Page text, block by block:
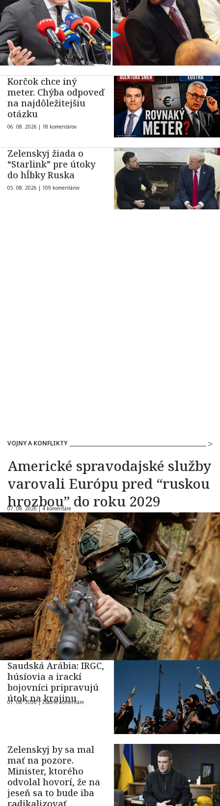
Korčok chce iný
meter. Chýba odpoveď
na najdôležitejšiu
otázku
06. 08. 2026 | 18 komentárov
Zelenskyj žiada o
“Starlink” pre útoky
do hĺbky Ruska
05. 08. 2026 | 109 komentárov
VOJNY A KONFLIKTY
Americké spravodajské služby
varovali Európu pred “ruskou
hrozbou” do roku 2029
07. 08. 2026 |4 komentáre
Saudská Arábia: IRGC,
húsíovia a irackí
bojovníci pripravujú
útok na krajinu
07. 08. 2026 |Žiadne komentáre
Zelenskyj by sa mal
mať na pozore.
Minister, ktorého
odvolal hovorí, že na
jeseň sa to bude iba
radikalizovať